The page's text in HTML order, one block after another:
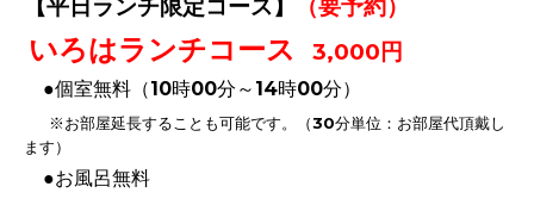
【平日ランチ限定コース】 （要予約）
いろはランチコース 3,000円
●個室無料（10時00分～14時00分）
※お部屋延長することも可能です。（30分単位：お部屋代頂戴し
ます）
●お風呂無料